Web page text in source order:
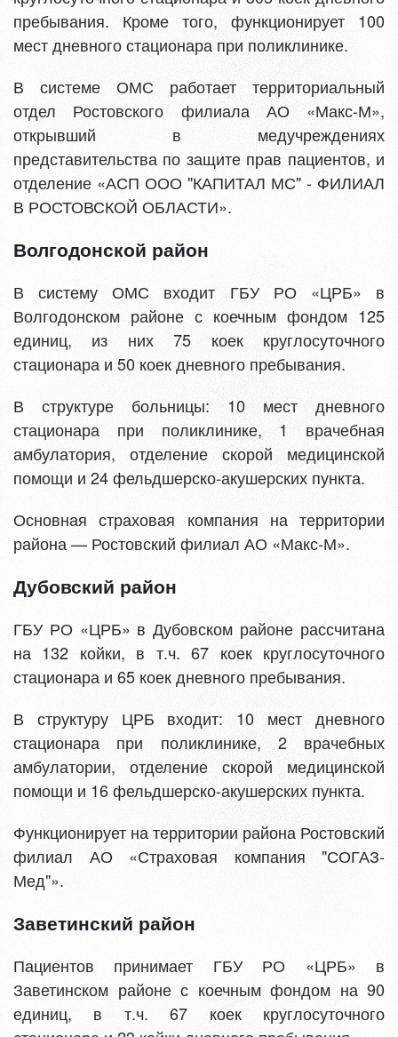
пребывания. Кроме того, функционирует 100
мест дневного стационара при поликлинике.
В системе ОМС работает территориальный
отдел Ростовского филиала АО «Макс-М»,
открывший в медучреждениях
представительства по защите прав пациентов, и
отделение «АСП ООО "КАПИТАЛ МС" - ФИЛИАЛ
В РОСТОВСКОЙ ОБЛАСТИ».
Волгодонской район
В систему ОМС входит ГБУ РО «ЦРБ» в
Волгодонском районе с коечным фондом 125
единиц, из них 75 коек круглосуточного
стационара и 50 коек дневного пребывания.
В структуре больницы: 10 мест дневного
стационара при поликлинике, 1 врачебная
амбулатория, отделение скорой медицинской
помощи и 24 фельдшерско-акушерских пункта.
Основная страховая компания на территории
района — Ростовский филиал АО «Макс-М».
Дубовский район
ГБУ РО «ЦРБ» в Дубовском районе рассчитана
на 132 койки, в т.ч. 67 коек круглосуточного
стационара и 65 коек дневного пребывания.
В структуру ЦРБ входит: 10 мест дневного
стационара при поликлинике, 2 врачебных
амбулатории, отделение скорой медицинской
помощи и 16 фельдшерско-акушерских пункта.
Функционирует на территории района Ростовский
филиал АО «Страховая компания "СОГАЗ-
Мед"».
Заветинский район
Пациентов принимает ГБУ РО «ЦРБ» в
Заветинском районе с коечным фондом на 90
единиц, в т.ч. 67 коек круглосуточного